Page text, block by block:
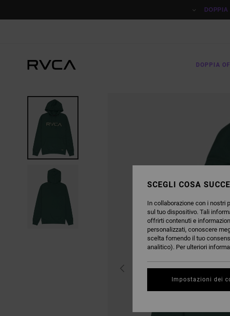
DOPPIA
DOPPIA
SCEGLI COSA
In collaborazione con i nostri
sul tuo dispositivo. Tali
offrirti contenuti e
personalizzati, conoscere
scelta fornendo il tuo
analitico). Per ulteriori
Impostazioni dei